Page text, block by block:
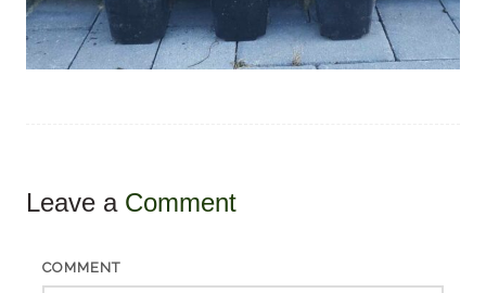
Leave a Comment
COMMENT